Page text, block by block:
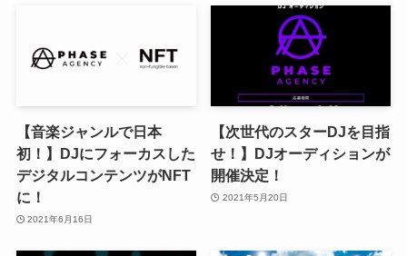
【音楽ジャンルで日本
初！】DJにフォーカスした
デジタルコンテンツがNFT
に！
2021年6月16日
【次世代のスターDJを目指
せ！】DJオーディションが
開催決定！
2021年5月20日